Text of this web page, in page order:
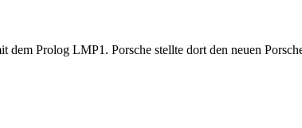
Prolog LMP1. Porsche stellte dort den neuen